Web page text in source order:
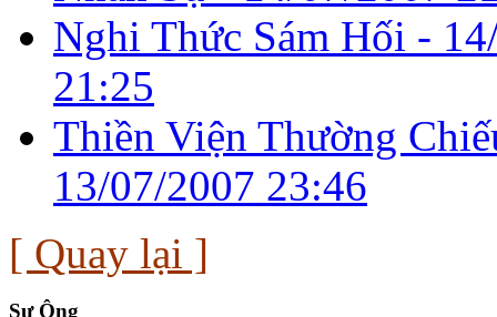
Nghi Thức Sám Hối -
21:25
Thiền Viện Thường
13/07/2007 23:46
[ Quay lại ]
Sư Ông